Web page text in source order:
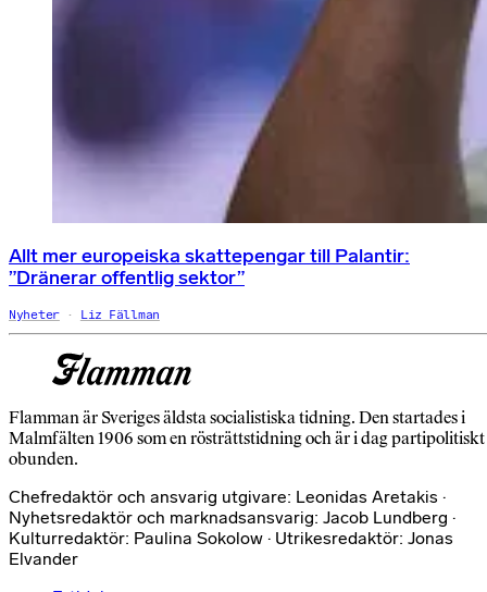
Allt mer europeiska skattepengar till Palantir:
”Dränerar offentlig sektor”
Nyheter Liz Fällman
Flamman är Sveriges äldsta socialistiska tidning. Den startades i
Malmfälten 1906 som en rösträttstidning och är i dag partipolitiskt
obunden.
Chefredaktör och ansvarig utgivare: Leonidas Aretakis ·
Nyhetsredaktör och marknadsansvarig: Jacob Lundberg ·
Kulturredaktör: Paulina Sokolow · Utrikesredaktör: Jonas
Elvander